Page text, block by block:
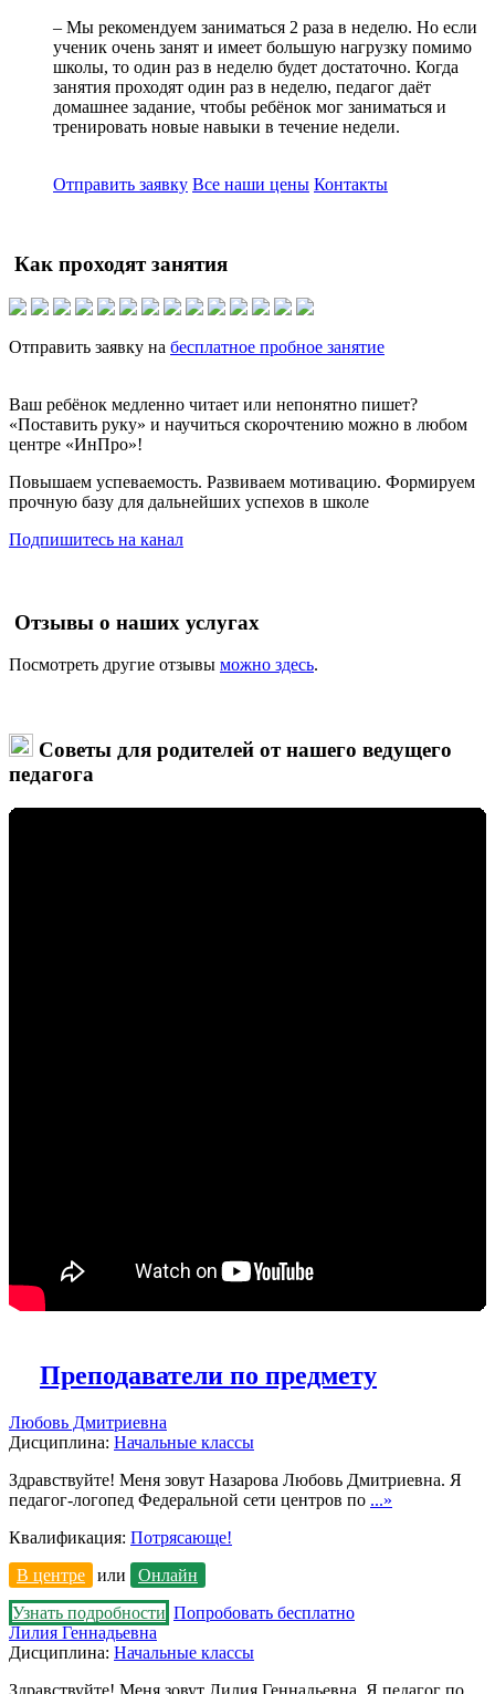
– Мы рекомендуем заниматься 2 раза в неделю. Но если
ученик очень занят и имеет большую нагрузку помимо
школы, то один раз в неделю будет достаточно. Когда
занятия проходят один раз в неделю, педагог даёт
домашнее задание, чтобы ребёнок мог заниматься и
тренировать новые навыки в течение недели.
Отправить заявку Все наши цены Контакты
Как проходят занятия
Отправить заявку на бесплатное пробное занятие
Ваш ребёнок медленно читает или непонятно пишет?
«Поставить руку» и научиться скорочтению можно в любом
центре «ИнПро»!
Повышаем успеваемость. Развиваем мотивацию. Формируем
прочную базу для дальнейших успехов в школе
Подпишитесь на канал
Отзывы о наших услугах
Посмотреть другие отзывы можно здесь.
Советы для родителей от нашего ведущего
педагога
Преподаватели по предмету
Любовь Дмитриевна
Дисциплина: Начальные классы
Здравствуйте! Меня зовут Назарова Любовь Дмитриевна. Я
педагог-логопед Федеральной сети центров по ...»
Квалификация: Потрясающе!
В центре
или
Онлайн
Узнать подробности Попробовать бесплатно
Лилия Геннадьевна
Дисциплина: Начальные классы
Здравствуйте! Меня зовут Лилия Геннадьевна. Я педагог по